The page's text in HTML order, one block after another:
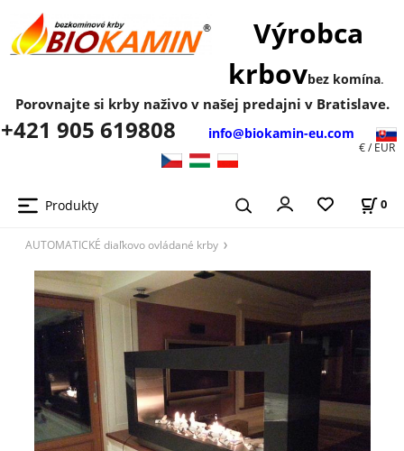
Výrobca
krbovbez komína.
Porovnajte si krby naživo v našej predajni v Bratislave.
+421 905 619808 info@biokamin-eu.com
Produkty 0
€ / EUR
AUTOMATICKÉ diaľkovo ovládané krby